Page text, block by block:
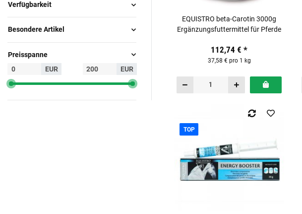
EQUISTRO beta-Carotin 3000g
Ergänzungsfuttermittel für Pferde
112,74 € *
37,58 € pro 1 kg
TOP
Verfügbarkeit
Besondere Artikel
Preisspanne
EUR
EUR